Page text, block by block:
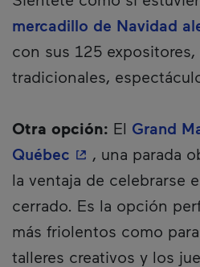
mercadillo de Navidad
con sus 125
tradicionales,
Otra opción: El Grand
Québec - Este
, una parada
la ventaja de celebrarse
cerrado. Es la opción
más friolentos como
talleres creativos y los